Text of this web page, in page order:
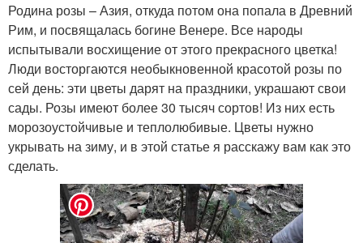
Родина розы – Азия, откуда потом она попала в Древний
Рим, и посвящалась богине Венере. Все народы
испытывали восхищение от этого прекрасного цветка!
Люди восторгаются необыкновенной красотой розы по
сей день: эти цветы дарят на праздники, украшают свои
сады. Розы имеют более 30 тысяч сортов! Из них есть
морозоустойчивые и теплолюбивые. Цветы нужно
укрывать на зиму, и в этой статье я расскажу вам как это
сделать.